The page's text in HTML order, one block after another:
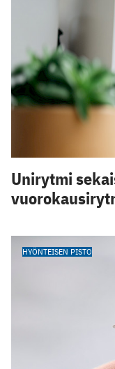
Unirytmi
HYÖNTEISEN PISTO